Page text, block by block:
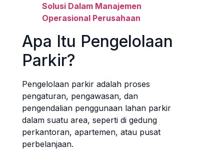
Solusi Dalam Manajemen
Operasional Perusahaan
Apa Itu Pengelolaan
Parkir?
Pengelolaan parkir adalah proses
pengaturan, pengawasan, dan
pengendalian penggunaan lahan parkir
dalam suatu area, seperti di gedung
perkantoran, apartemen, atau pusat
perbelanjaan.